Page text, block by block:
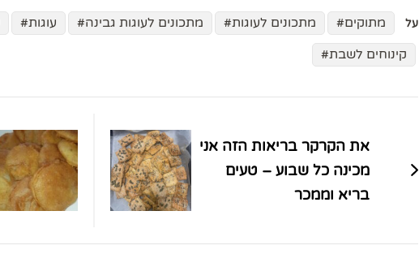
על מתוקים מתכונים לעוגות מתכונים לעוגות גבינה עוגות
קינוחים לשבת
בפוסטים
את הקרקר בריאות הזה אני
מכינה כל שבוע – טעים
בריא וממכר